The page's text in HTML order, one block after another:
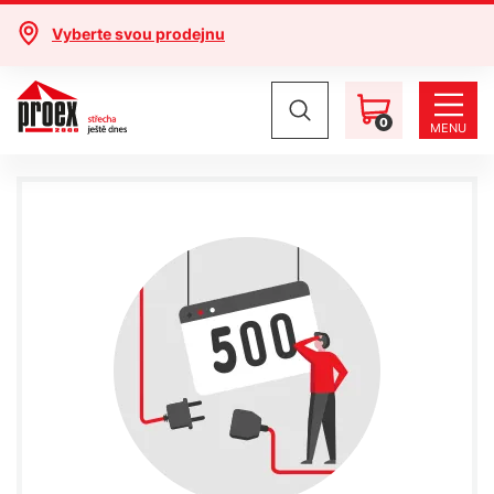
Vyberte svou prodejnu
0 MENU